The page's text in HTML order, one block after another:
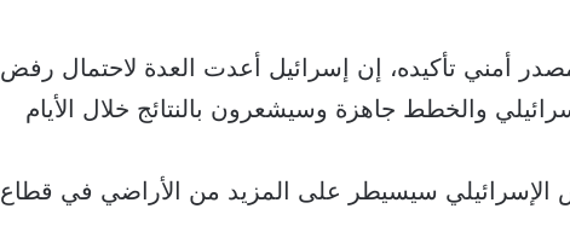
أمني تأكيده، إن إسرائيل أعدت العدة لاحتمال رفض
والخطط جاهزة وسيشعرون بالنتائج خلال الأيام
سيسيطر على المزيد من الأراضي في قطاع